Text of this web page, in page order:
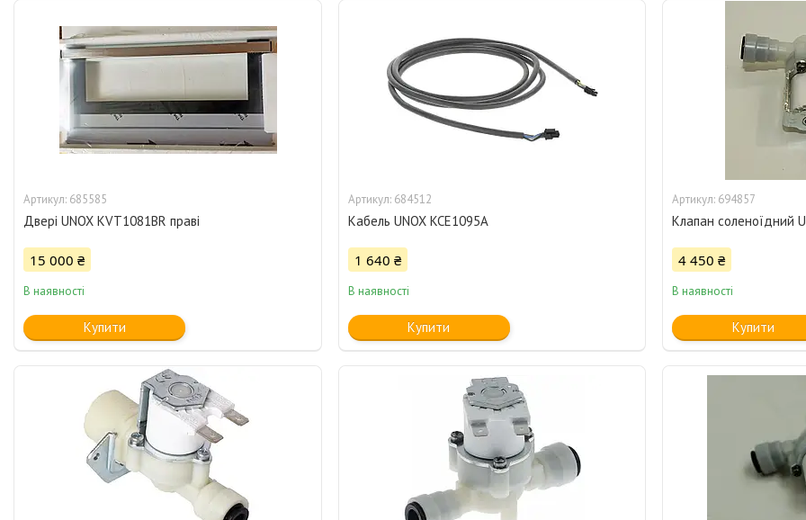
685585
Двері UNOX KVT1081BR праві
15 000 ₴
В наявності
Купити
684512
Кабель UNOX KCE1095A
1 640 ₴
В наявності
Купити
694857
Клапан соленоїдний
4 450 ₴
В наявності
Купити